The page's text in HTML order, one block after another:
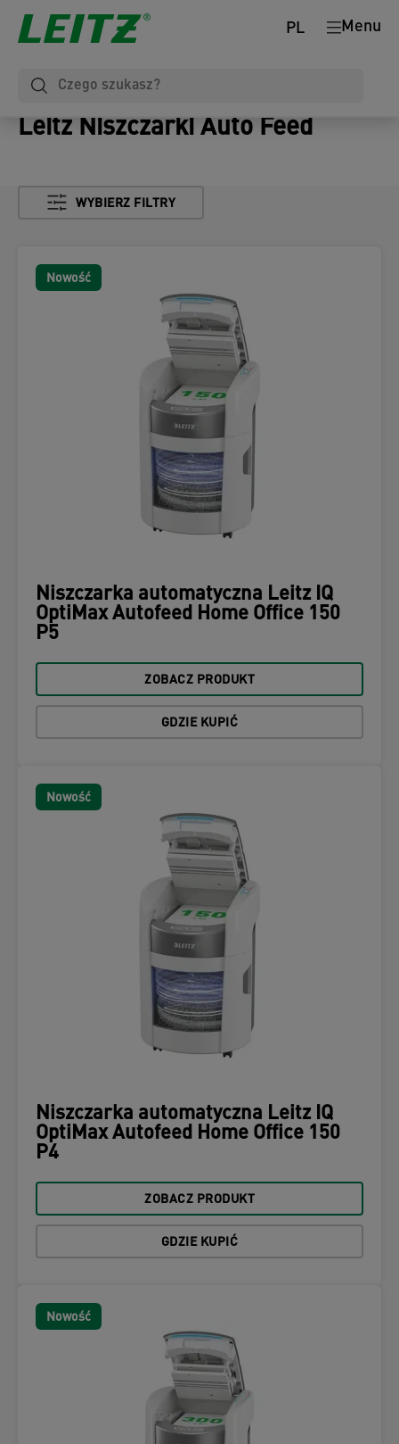
Menu
PL
Leitz Niszczarki Auto Feed
WYBIERZ FILTRY
Nowość
Niszczarka automatyczna Leitz IQ
OptiMax Autofeed Home Office 150
P5
ZOBACZ PRODUKT
GDZIE KUPIĆ
Nowość
Niszczarka automatyczna Leitz IQ
OptiMax Autofeed Home Office 150
P4
ZOBACZ PRODUKT
GDZIE KUPIĆ
Nowość